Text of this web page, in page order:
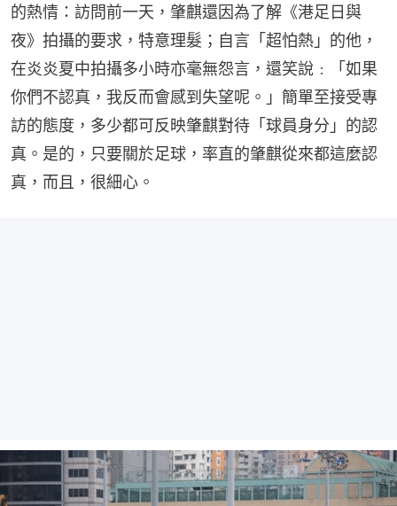
的熱情：訪問前一天，肇麒還因為了解《港足日與
夜》拍攝的要求，特意理髮；自言「超怕熱」的他，
在炎炎夏中拍攝多小時亦毫無怨言，還笑說﹕「如果
你們不認真，我反而會感到失望呢。」簡單至接受專
訪的態度，多少都可反映肇麒對待「球員身分」的認
真。是的，只要關於足球，率直的肇麒從來都這麼認
真，而且，很細心。